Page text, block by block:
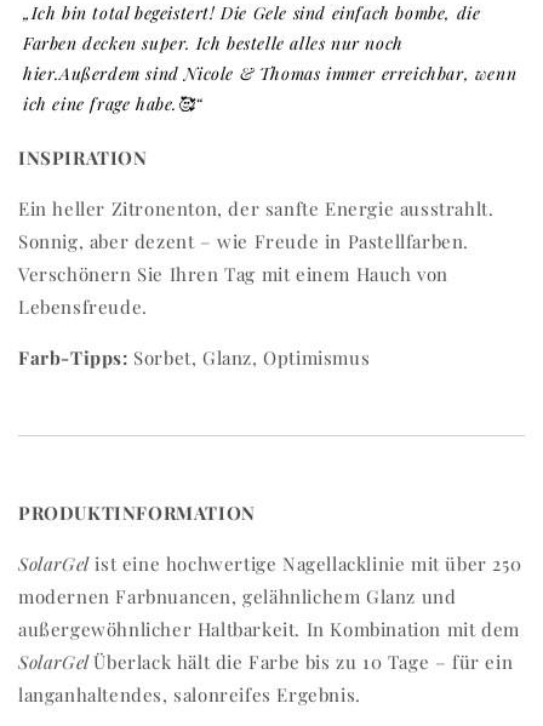
„Ich bin total begeistert! Die Gele sind einfach bombe, die
Farben decken super. Ich bestelle alles nur noch
hier.Außerdem sind Nicole & Thomas immer erreichbar, wenn
ich eine frage habe.🥰“
INSPIRATION
Ein heller Zitronenton, der sanfte Energie ausstrahlt.
Sonnig, aber dezent – wie Freude in Pastellfarben.
Verschönern Sie Ihren Tag mit einem Hauch von
Lebensfreude.
Farb-Tipps: Sorbet, Glanz, Optimismus
PRODUKTINFORMATION
SolarGelist eine hochwertige Nagellacklinie mit über 250
modernen Farbnuancen, gelähnlichem Glanz und
außergewöhnlicher Haltbarkeit. In Kombination mit dem
SolarGelÜberlack hält die Farbe bis zu 10 Tage – für ein
langanhaltendes, salonreifes Ergebnis.